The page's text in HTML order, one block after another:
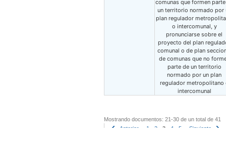
comunas que formen
un territorio normado por
plan regulador
o intercomunal, y
pronunciarse sobre el
proyecto del plan
comunal o de plan
de comunas que no
parte de un territorio
normado por un plan
regulador metropolitano
intercomunal
Mostrando documentos: 21-30 de un total de 41
Anterior
1 2 3 4 5 Siguiente